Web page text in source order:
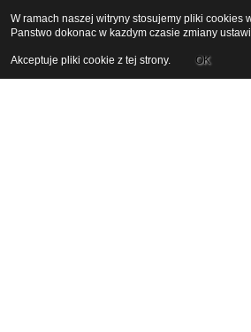
W ramach naszej witryny stosujemy pliki
Panstwo dokonac w kazdym czasie zmiany
Akceptuje pliki cookie z tej strony. OK